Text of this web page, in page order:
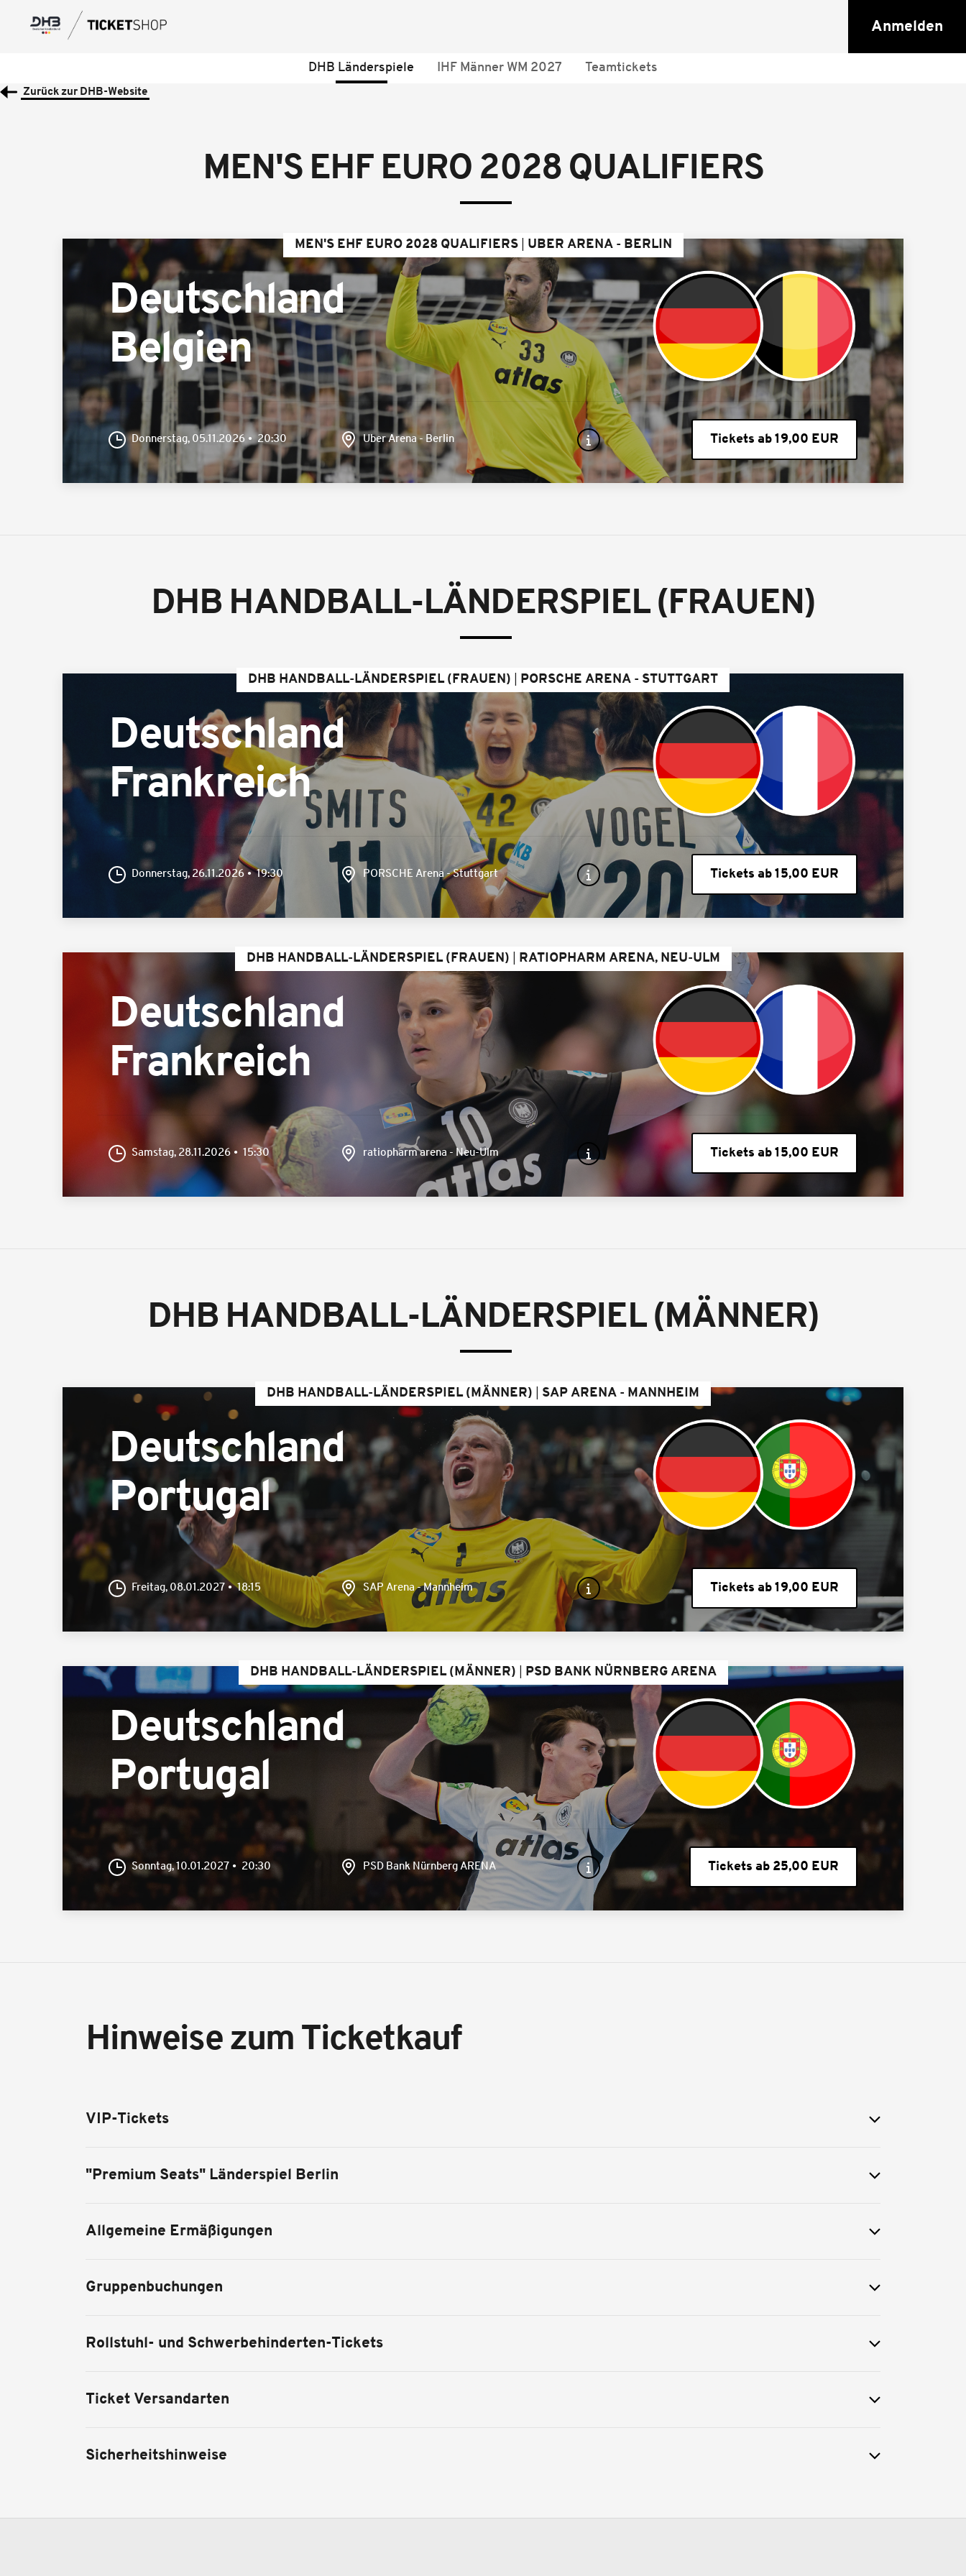
Anmelden
DHB Länderspiele IHF Männer WM 2027 Teamtickets
Zurück zur DHB-Website
MEN'S EHF EURO 2028 QUALIFIERS
MEN'S EHF EURO 2028 QUALIFIERS UBER ARENA - BERLIN
Deutschland
Belgien
Donnerstag, 05.11.2026 20:30 Uber Arena - Berlin Tickets ab 19,00 EUR
DHB HANDBALL-LÄNDERSPIEL (FRAUEN)
DHB HANDBALL-LÄNDERSPIEL (FRAUEN) PORSCHE ARENA - STUTTGART
Deutschland
Frankreich
Donnerstag, 26.11.2026 19:30 PORSCHE Arena - Stuttgart Tickets ab 15,00 EUR
DHB HANDBALL-LÄNDERSPIEL (FRAUEN) RATIOPHARM ARENA, NEU-ULM
Deutschland
Frankreich
Samstag, 28.11.2026 15:30 ratiopharm arena - Neu-Ulm Tickets ab 15,00 EUR
DHB HANDBALL-LÄNDERSPIEL (MÄNNER)
DHB HANDBALL-LÄNDERSPIEL (MÄNNER) SAP ARENA - MANNHEIM
Deutschland
Portugal
Freitag, 08.01.2027 18:15 SAP Arena - Mannheim Tickets ab 19,00 EUR
DHB HANDBALL-LÄNDERSPIEL (MÄNNER) PSD BANK NÜRNBERG ARENA
Deutschland
Portugal
Sonntag, 10.01.2027 20:30 PSD Bank Nürnberg ARENA Tickets ab 25,00 EUR
Hinweise zum Ticketkauf
VIP-Tickets
"Premium Seats" Länderspiel Berlin
Allgemeine Ermäßigungen
Gruppenbuchungen
Rollstuhl- und Schwerbehinderten-Tickets
Ticket Versandarten
Sicherheitshinweise